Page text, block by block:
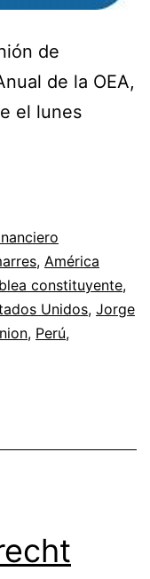
de
de la OEA,
el lunes
, América
constituyente,
Unidos, Jorge
, Perú,